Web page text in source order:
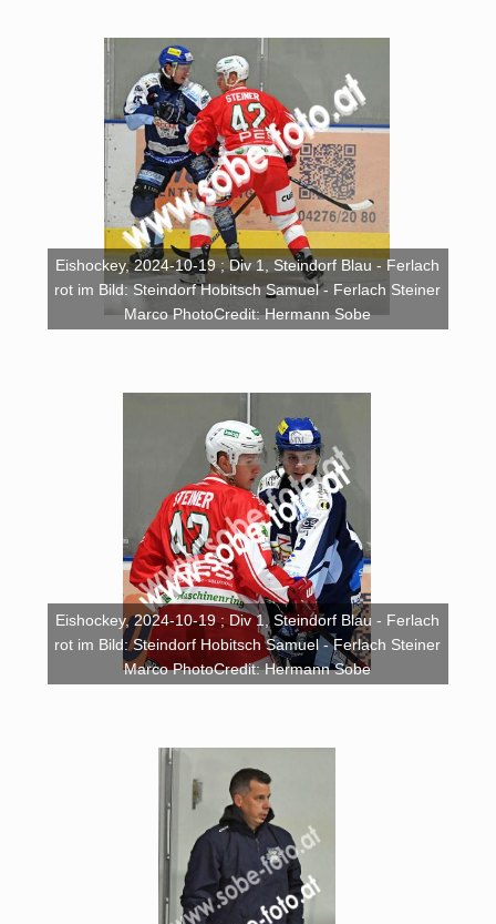
Eishockey, 2024-10-19 ; Div 1, Steindorf Blau - Ferlach
rot im Bild: Steindorf Hobitsch Samuel - Ferlach Steiner
Marco PhotoCredit: Hermann Sobe
Eishockey, 2024-10-19 ; Div 1, Steindorf Blau - Ferlach
rot im Bild: Steindorf Hobitsch Samuel - Ferlach Steiner
Marco PhotoCredit: Hermann Sobe